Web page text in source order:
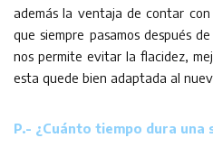
además la ventaja de contar
que siempre pasamos después
nos permite evitar la flacidez,
esta quede bien adaptada al
P.- ¿Cuánto tiempo dura una